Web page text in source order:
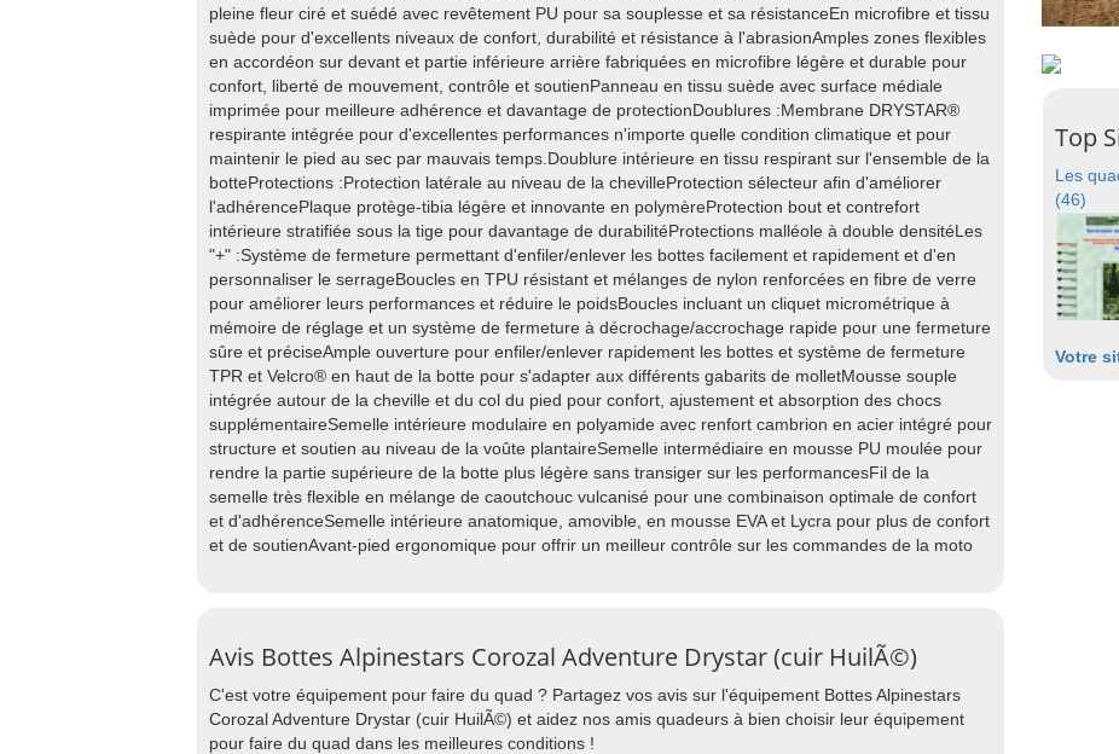
pleine fleur ciré et suédé avec revêtement PU pour sa souplesse et sa résistanceEn microfibre et tissu
suède pour d'excellents niveaux de confort, durabilité et résistance à l'abrasionAmples zones flexibles
en accordéon sur devant et partie inférieure arrière fabriquées en microfibre légère et durable pour
confort, liberté de mouvement, contrôle et soutienPanneau en tissu suède avec surface médiale
imprimée pour meilleure adhérence et davantage de protectionDoublures :Membrane DRYSTAR®
respirante intégrée pour d'excellentes performances n'importe quelle condition climatique et pour
maintenir le pied au sec par mauvais temps.Doublure intérieure en tissu respirant sur l'ensemble de la
botteProtections :Protection latérale au niveau de la chevilleProtection sélecteur afin d'améliorer
l'adhérencePlaque protège-tibia légère et innovante en polymèreProtection bout et contrefort
intérieure stratifiée sous la tige pour davantage de durabilitéProtections malléole à double densitéLes
"+" :Système de fermeture permettant d'enfiler/enlever les bottes facilement et rapidement et d'en
personnaliser le serrageBoucles en TPU résistant et mélanges de nylon renforcées en fibre de verre
pour améliorer leurs performances et réduire le poidsBoucles incluant un cliquet micrométrique à
mémoire de réglage et un système de fermeture à décrochage/accrochage rapide pour une fermeture
sûre et préciseAmple ouverture pour enfiler/enlever rapidement les bottes et système de fermeture
TPR et Velcro® en haut de la botte pour s'adapter aux différents gabarits de molletMousse souple
intégrée autour de la cheville et du col du pied pour confort, ajustement et absorption des chocs
supplémentaireSemelle intérieure modulaire en polyamide avec renfort cambrion en acier intégré pour
structure et soutien au niveau de la voûte plantaireSemelle intermédiaire en mousse PU moulée pour
rendre la partie supérieure de la botte plus légère sans transiger sur les performancesFil de la
semelle très flexible en mélange de caoutchouc vulcanisé pour une combinaison optimale de confort
et d'adhérenceSemelle intérieure anatomique, amovible, en mousse EVA et Lycra pour plus de confort
et de soutienAvant-pied ergonomique pour offrir un meilleur contrôle sur les commandes de la moto
Avis Bottes Alpinestars Corozal Adventure Drystar (cuir HuilÃ©)
C'est votre équipement pour faire du quad ? Partagez vos avis sur l'équipement Bottes Alpinestars
Corozal Adventure Drystar (cuir HuilÃ©) et aidez nos amis quadeurs à bien choisir leur équipement
pour faire du quad dans les meilleures conditions !
Top
Les
(46)
Votre